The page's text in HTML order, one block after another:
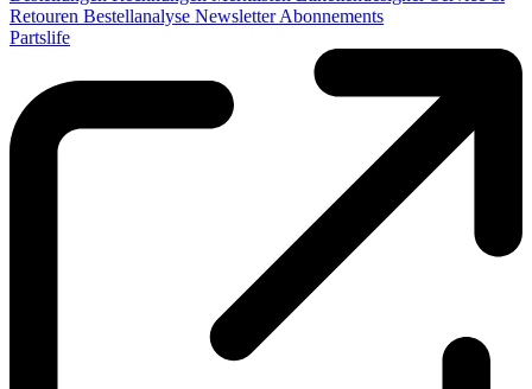
Retouren Bestellanalyse NewsletterAbonnements
Partslife